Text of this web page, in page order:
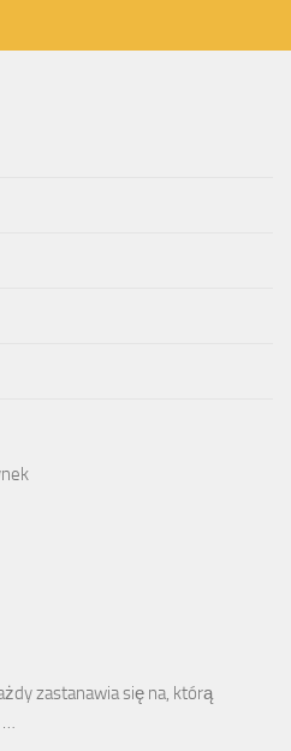
zastanawia się na, którą
…